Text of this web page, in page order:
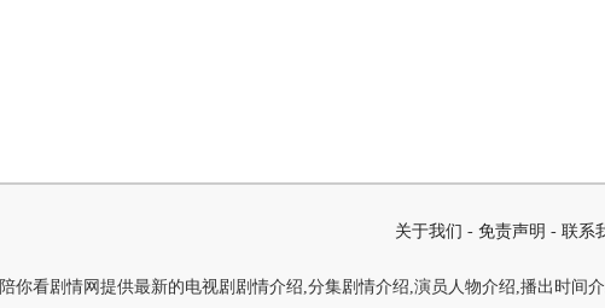
关于我们 - 免责声明 - 联系
陪你看剧情网提供最新的电视剧剧情介绍,分集剧情介绍,演员人物介绍,播出时间